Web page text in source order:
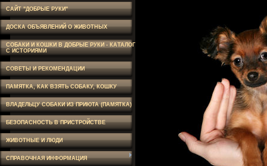
САЙТ "ДОБРЫЕ РУКИ"
ДОСКА ОБЪЯВЛЕНИЙ О ЖИВОТНЫХ
СОБАКИ И КОШКИ В ДОБРЫЕ РУКИ - КАТАЛОГ
С ИСТОРИЯМИ
СОВЕТЫ И РЕКОМЕНДАЦИИ
ПАМЯТКА, КАК ВЗЯТЬ СОБАКУ, КОШКУ
ВЛАДЕЛЬЦУ СОБАКИ ИЗ ПРИЮТА (ПАМЯТКА)
БЕЗОПАСНОСТЬ В ПРИСТРОЙСТВЕ
ЖИВОТНЫЕ И ЛЮДИ
СПРАВОЧНАЯ ИНФОРМАЦИЯ